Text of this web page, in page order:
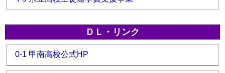
ＤＬ・リンク
0-1 甲南高校公式HP